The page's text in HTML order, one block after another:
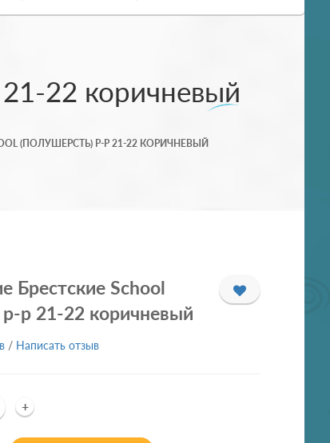
22 коричневый
(ПОЛУШЕРСТЬ) Р-Р 21-22 КОРИЧНЕВЫЙ
Брестские School
р 21-22 коричневый
/ Написать отзыв
+